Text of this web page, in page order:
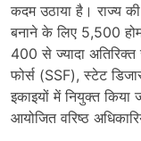
कदम उठाया है। राज्य
बनाने के लिए 5,500 होम
400 से ज्यादा अतिरिक्त
फोर्स (SSF), स्टेट
इकाइयों में नियुक्त किया
आयोजित वरिष्ठ